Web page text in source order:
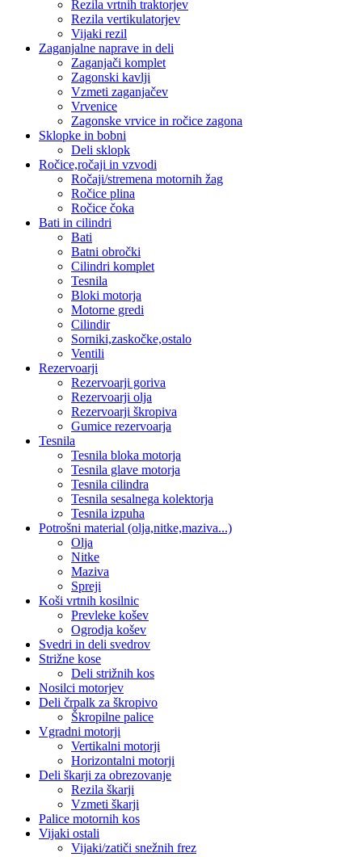
Rezila vrtnih traktorjev
Rezila vertikulatorjev
Vijaki rezil
Zaganjalne naprave in deli
Zaganjači komplet
Zagonski kavlji
Vzmeti zaganjačev
Vrvenice
Zagonske vrvice in ročice zagona
Sklopke in bobni
Deli sklopk
Ročice,ročaji in vzvodi
Ročaji/stremena motornih žag
Ročice plina
Ročice čoka
Bati in cilindri
Bati
Batni obročki
Cilindri komplet
Tesnila
Bloki motorja
Motorne gredi
Cilindir
Sorniki,zaskočke,ostalo
Ventili
Rezervoarji
Rezervoarji goriva
Rezervoarji olja
Rezervoarji škropiva
Gumice rezervoarja
Tesnila
Tesnila bloka motorja
Tesnila glave motorja
Tesnila cilindra
Tesnila sesalnega kolektorja
Tesnila izpuha
Potrošni material (olja,nitke,maziva...)
Olja
Nitke
Maziva
Spreji
Koši vrtnih kosilnic
Prevleke košev
Ogrodja košev
Svedri in deli svedrov
Strižne kose
Deli strižnih kos
Nosilci motorjev
Deli črpalk za škropivo
Škropilne palice
Vgradni motorji
Vertikalni motorji
Horizontalni motorji
Deli škarji za obrezovanje
Rezila škarji
Vzmeti škarji
Palice motornih kos
Vijaki ostali
Vijaki/zatiči snežnih frez